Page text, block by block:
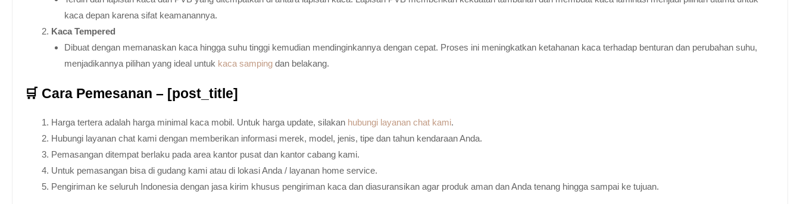
kaca depan karena sifat keamanannya.
Kaca Tempered
Dibuat dengan memanaskan kaca hingga suhu tinggi kemudian mendinginkannya dengan cepat. Proses ini meningkatkan ketahanan kaca terhadap benturan dan perubahan suhu,
menjadikannya pilihan yang ideal untuk kaca samping dan belakang.
🛒 Cara Pemesanan – [post_title]
Harga tertera adalah harga minimal kaca mobil. Untuk harga update, silakan hubungi layanan chat kami.
Hubungi layanan chat kami dengan memberikan informasi merek, model, jenis, tipe dan tahun kendaraan Anda.
Pemasangan ditempat berlaku pada area kantor pusat dan kantor cabang kami.
Untuk pemasangan bisa di gudang kami atau di lokasi Anda / layanan home service.
Pengiriman ke seluruh Indonesia dengan jasa kirim khusus pengiriman kaca dan diasuransikan agar produk aman dan Anda tenang hingga sampai ke tujuan.